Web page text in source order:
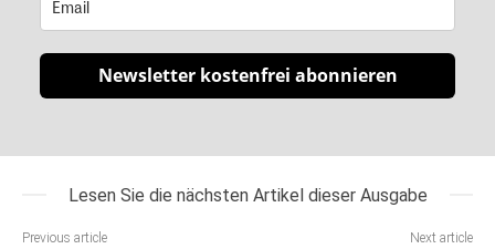
Newsletter kostenfrei abonnieren
Lesen Sie die nächsten Artikel dieser Ausgabe
Previous article Next article